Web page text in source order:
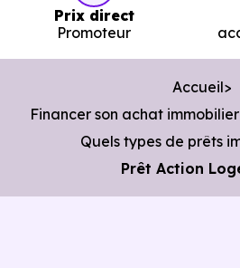
Prix direct
Promoteur
Accueil
Financer son achat
Quels types de prêts
Prêt Action